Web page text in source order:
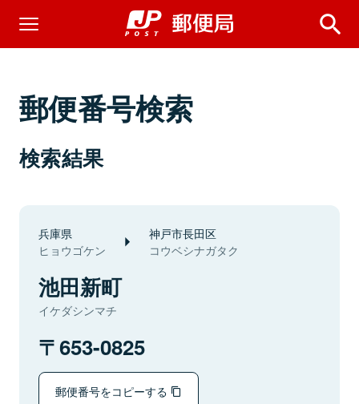
郵便番号検索
検索結果
兵庫県
ヒョウゴケン
神戸市長田区
コウベシナガタク
池田新町
イケダシンマチ
653-0825
郵便番号をコピーする